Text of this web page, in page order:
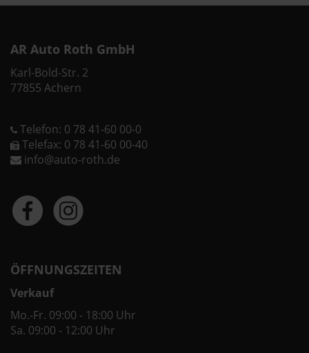
AR Auto Roth GmbH
Karl-Bold-Str. 2
77855 Achern
Telefon: 0 78 41-60 00-0
Telefax: 0 78 41-60 00-40
info@auto-roth.de
ÖFFNUNGSZEITEN
Verkauf
Mo.-Fr. 09:00 - 18:00 Uhr
Sa. 09:00 - 12:00 Uhr